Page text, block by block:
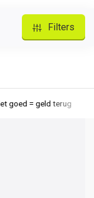
Filters
= geld terug